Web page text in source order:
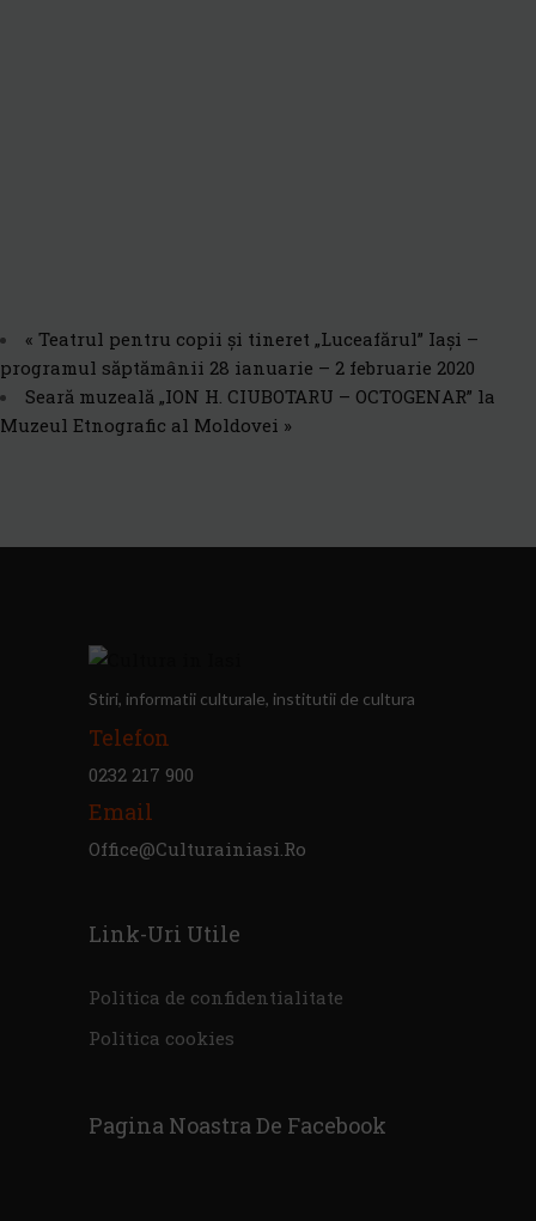
« Teatrul pentru copii și tineret „Luceafărul” Iași –
programul săptămânii 28 ianuarie – 2 februarie 2020
Seară muzeală „ION H. CIUBOTARU – OCTOGENAR” la
Muzeul Etnografic al Moldovei »
Stiri, informatii culturale, institutii de cultura
Telefon
0232 217 900
Email
Office@culturainiasi.ro
Link-Uri Utile
Politica de confidentialitate
Politica cookies
Pagina Noastra De Facebook